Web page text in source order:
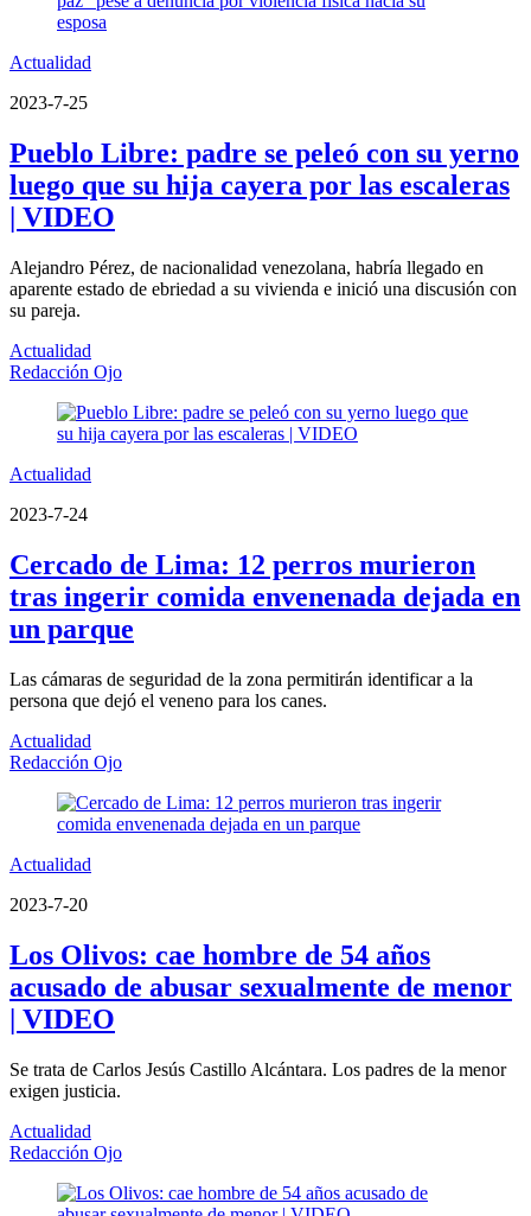
Actualidad
2023-7-25
Pueblo Libre: padre se peleó con su yerno
luego que su hija cayera por las escaleras
| VIDEO
Alejandro Pérez, de nacionalidad venezolana, habría llegado en
aparente estado de ebriedad a su vivienda e inició una discusión con
su pareja.
Actualidad
Redacción Ojo
Actualidad
2023-7-24
Cercado de Lima: 12 perros murieron
tras ingerir comida envenenada dejada en
un parque
Las cámaras de seguridad de la zona permitirán identificar a la
persona que dejó el veneno para los canes.
Actualidad
Redacción Ojo
Actualidad
2023-7-20
Los Olivos: cae hombre de 54 años
acusado de abusar sexualmente de menor
| VIDEO
Se trata de Carlos Jesús Castillo Alcántara. Los padres de la menor
exigen justicia.
Actualidad
Redacción Ojo